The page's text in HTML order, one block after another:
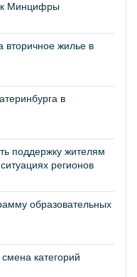
Минцифры
вторичное жилье в
в
поддержку жителям
регионов
образовательных
категорий